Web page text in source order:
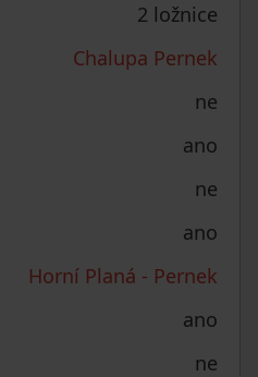
2 ložnice
Chalupa Pernek
ne
ano
ne
ano
Horní Planá - Pernek
ano
ne